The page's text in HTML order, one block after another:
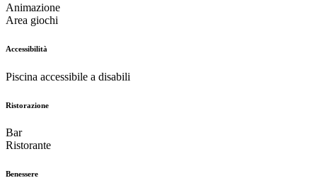
Animazione
Area giochi
Accessibilità
Piscina accessibile a disabili
Ristorazione
Bar
Ristorante
Benessere